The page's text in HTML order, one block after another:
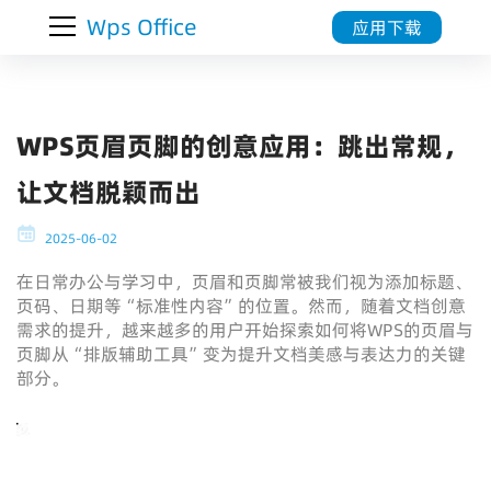
Wps Office 应用下载
WPS页眉页脚的创意应用：跳出常规，
让文档脱颖而出
2025-06-02
在日常办公与学习中，页眉和页脚常被我们视为添加标题、
页码、日期等“标准性内容”的位置。然而，随着文档创意
需求的提升，越来越多的用户开始探索如何将WPS的页眉与
页脚从“排版辅助工具”变为提升文档美感与表达力的关键
部分。